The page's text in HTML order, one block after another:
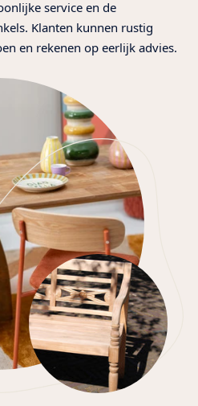
service en de
Klanten kunnen rustig
en rekenen op eerlijk advies.